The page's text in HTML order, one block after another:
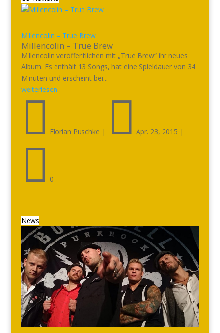
Millencolin – True Brew
Millencolin – True Brew
Millencolin veröffentlichen mit „True Brew“ ihr neues
Album. Es enthält 13 Songs, hat eine Spieldauer von 34
Minuten und erscheint bei...
weiterlesen
 Florian Puschke |  Apr. 23, 2015 |
 0
News